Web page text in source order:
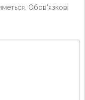
Обов’язкові